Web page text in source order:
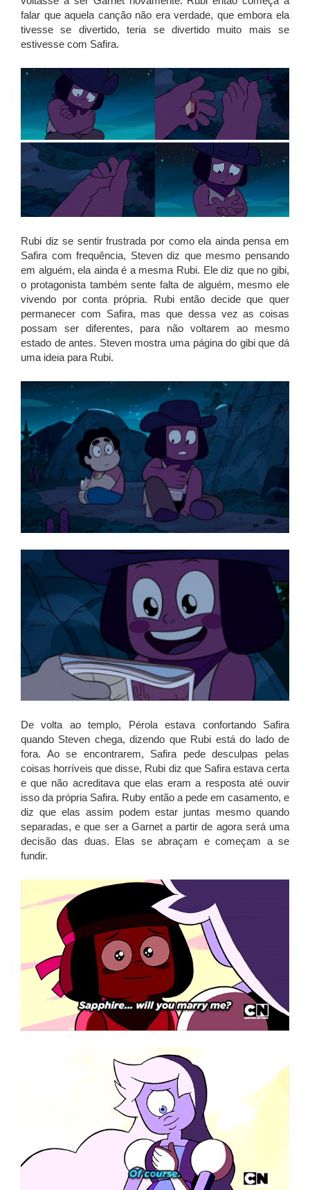
falar que aquela canção não era verdade, que embora ela
tivesse se divertido, teria se divertido muito mais se
estivesse com Safira.
Rubi diz se sentir frustrada por como ela ainda pensa em
Safira com frequência, Steven diz que mesmo pensando
em alguém, ela ainda é a mesma Rubi. Ele diz que no gibi,
o protagonista também sente falta de alguém, mesmo ele
vivendo por conta própria. Rubi então decide que quer
permanecer com Safira, mas que dessa vez as coisas
possam ser diferentes, para não voltarem ao mesmo
estado de antes. Steven mostra uma página do gibi que dá
uma ideia para Rubi.
De volta ao templo, Pérola estava confortando Safira
quando Steven chega, dizendo que Rubi está do lado de
fora. Ao se encontrarem, Safira pede desculpas pelas
coisas horríveis que disse, Rubi diz que Safira estava certa
e que não acreditava que elas eram a resposta até ouvir
isso da própria Safira. Ruby então a pede em casamento, e
diz que elas assim podem estar juntas mesmo quando
separadas, e que ser a Garnet a partir de agora será uma
decisão das duas. Elas se abraçam e começam a se
fundir.